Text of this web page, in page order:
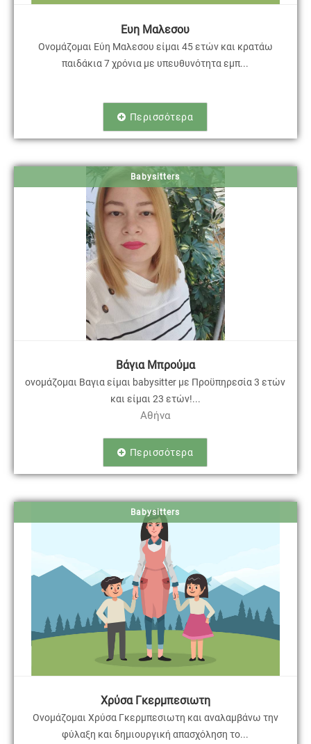
Ευη Μαλεσου
Ονομάζομαι Εύη Μαλεσου είμαι 45 ετών και κρατάω
παιδάκια 7 χρόνια με υπευθυνότητα εμπ...
Περισσότερα
Babysitters
Βάγια Μπρούμα
ονομάζομαι Βαγια είμαι babysitter με Προϋπηρεσία 3 ετών
και είμαι 23 ετών!...
Αθήνα
Περισσότερα
Babysitters
Χρύσα Γκερμπεσιωτη
Ονομάζομαι Χρύσα Γκερμπεσιωτη και αναλαμβάνω την
φύλαξη και δημιουργική απασχόληση το...